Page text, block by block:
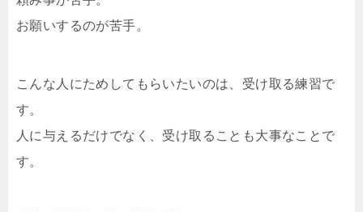
お願いするのが苦手。
こんな人にためしてもらいたいのは、受け取る練習で
す。
人に与えるだけでなく、受け取ることも大事なことで
す。